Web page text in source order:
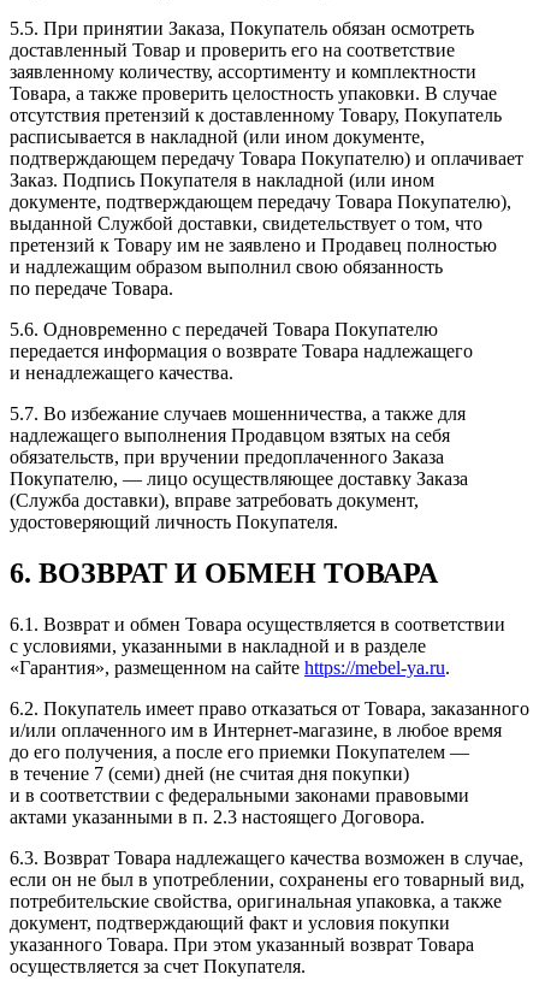
5.5. При принятии Заказа, Покупатель обязан осмотреть
доставленный Товар и проверить его на соответствие
заявленному количеству, ассортименту и комплектности
Товара, а также проверить целостность упаковки. В случае
отсутствия претензий к доставленному Товару, Покупатель
расписывается в накладной (или ином документе,
подтверждающем передачу Товара Покупателю) и оплачивает
Заказ. Подпись Покупателя в накладной (или ином
документе, подтверждающем передачу Товара Покупателю),
выданной Службой доставки, свидетельствует о том, что
претензий к Товару им не заявлено и Продавец полностью
и надлежащим образом выполнил свою обязанность
по передаче Товара.
5.6. Одновременно с передачей Товара Покупателю
передается информация о возврате Товара надлежащего
и ненадлежащего качества.
5.7. Во избежание случаев мошенничества, а также для
надлежащего выполнения Продавцом взятых на себя
обязательств, при вручении предоплаченного Заказа
Покупателю, — лицо осуществляющее доставку Заказа
(Служба доставки), вправе затребовать документ,
удостоверяющий личность Покупателя.
6. ВОЗВРАТ И ОБМЕН ТОВАРА
6.1. Возврат и обмен Товара осуществляется в соответствии
с условиями, указанными в накладной и в разделе
«Гарантия», размещенном на сайте https://mebel-ya.ru.
6.2. Покупатель имеет право отказаться от Товара, заказанного
и/или оплаченного им в Интернет-магазине, в любое время
до его получения, а после его приемки Покупателем —
в течение 7 (семи) дней (не считая дня покупки)
и в соответствии с федеральными законами правовыми
актами указанными в п. 2.3 настоящего Договора.
6.3. Возврат Товара надлежащего качества возможен в случае,
если он не был в употреблении, сохранены его товарный вид,
потребительские свойства, оригинальная упаковка, а также
документ, подтверждающий факт и условия покупки
указанного Товара. При этом указанный возврат Товара
осуществляется за счет Покупателя.